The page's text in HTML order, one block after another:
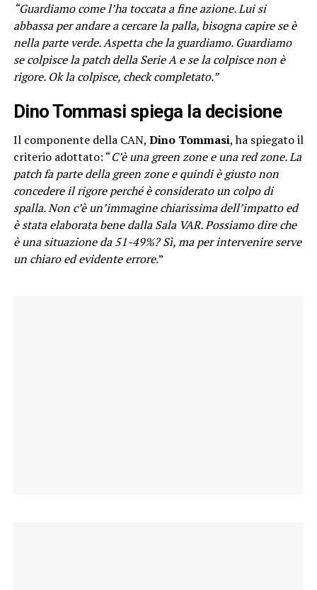
“Guardiamo come l’ha toccata a fine azione. Lui si
abbassa per andare a cercare la palla, bisogna capire se è
nella parte verde. Aspetta che la guardiamo. Guardiamo
se colpisce la patch della Serie A e se la colpisce non è
rigore. Ok la colpisce, check completato.”
Dino Tommasi spiega la decisione
Il componente della CAN, Dino Tommasi, ha spiegato il
criterio adottato: “C’è una green zone e una red zone. La
patch fa parte della green zone e quindi è giusto non
concedere il rigore perché è considerato un colpo di
spalla. Non c’è un’immagine chiarissima dell’impatto ed
è stata elaborata bene dalla Sala VAR. Possiamo dire che
è una situazione da 51-49%? Sì, ma per intervenire serve
un chiaro ed evidente errore.”